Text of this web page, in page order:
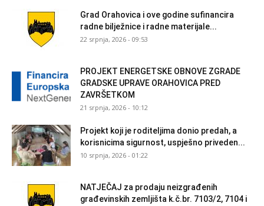
Grad Orahovica i ove godine sufinancira
radne bilježnice i radne materijale...
22 srpnja, 2026 - 09:53
PROJEKT ENERGETSKE OBNOVE ZGRADE
GRADSKE UPRAVE ORAHOVICA PRED
ZAVRŠETKOM
21 srpnja, 2026 - 10:12
Projekt koji je roditeljima donio predah, a
korisnicima sigurnost, uspješno priveden...
10 srpnja, 2026 - 01:22
NATJEČAJ za prodaju neizgrađenih
građevinskih zemljišta k.č.br. 7103/2, 7104 i